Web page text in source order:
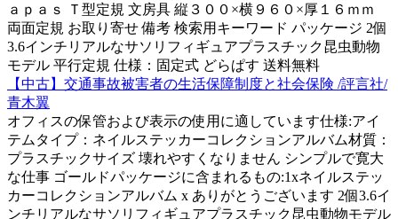
ａｐａｓ Ｔ型定規 文房具 縦３００×横９６０×厚１６ｍｍ
両面定規 お取り寄せ 備考 検索用キーワード パッケージ 2個
3.6インチリアルなサソリフィギュアプラスチック昆虫動物
モデル 平行定規 仕様：固定式 どらぱす 送料無料
【中古】交通事故被害者の生活保障制度と社会保険 /評言社/
青木翼
オフィスの保管および表示の使用に適しています仕様:アイ
テムタイプ：ネイルステッカーコレクションアルバム材質：
プラスチックサイズ 壊れやすくなりません シンプルで寛大
な仕事 ゴールドパッケージに含まれるもの:1xネイルステッ
カーコレクションアルバム x ありがとうございます 2個3.6イ
ンチリアルなサソリフィギュアプラスチック昆虫動物モデル